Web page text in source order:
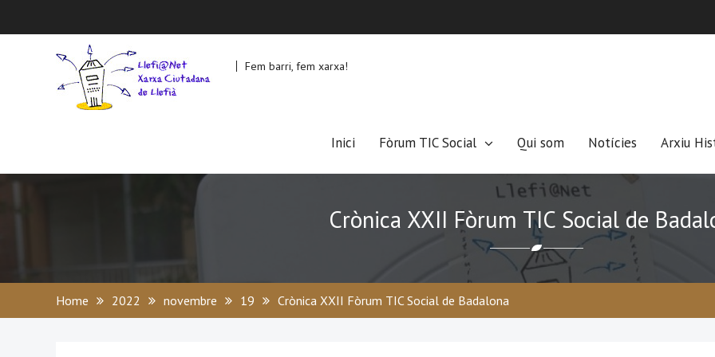
Fem barri, fem xarxa!
Inici Fòrum TIC Social Qui som Notícies Arxiu
Crònica XXII Fòrum TIC Social de
Home 2022 novembre 19 Crònica XXII Fòrum TIC Social de Badalona